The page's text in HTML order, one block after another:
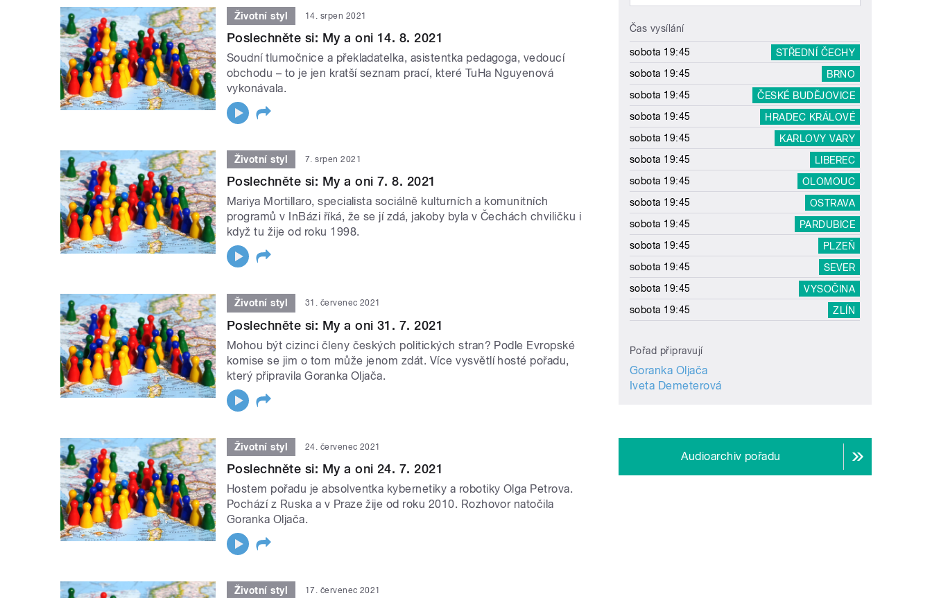
Životní styl 14. srpen 2021
Poslechněte si: My a oni 14. 8. 2021
Soudní tlumočnice a překladatelka, asistentka pedagoga, vedoucí
obchodu – to je jen kratší seznam prací, které TuHa Nguyenová
vykonávala.
Životní styl 7. srpen 2021
Poslechněte si: My a oni 7. 8. 2021
Mariya Mortillaro, specialista sociálně kulturních a komunitních
programů v InBázi říká, že se jí zdá, jakoby byla v Čechách chviličku i
když tu žije od roku 1998.
Životní styl 31. červenec 2021
Poslechněte si: My a oni 31. 7. 2021
Mohou být cizinci členy českých politických stran? Podle Evropské
komise se jim o tom může jenom zdát. Více vysvětlí hosté pořadu,
který připravila Goranka Oljača.
Životní styl 24. červenec 2021
Poslechněte si: My a oni 24. 7. 2021
Hostem pořadu je absolventka kybernetiky a robotiky Olga Petrova.
Pochází z Ruska a v Praze žije od roku 2010. Rozhovor natočila
Goranka Oljača.
Životní styl 17. červenec 2021
Čas vysílání
sobota 19:45
STŘEDNÍ ČECHY
sobota 19:45
BRNO
sobota 19:45
ČESKÉ BUDĚJOVICE
sobota 19:45
HRADEC KRÁLOVÉ
sobota 19:45
KARLOVY VARY
sobota 19:45
LIBEREC
sobota 19:45
OLOMOUC
sobota 19:45
OSTRAVA
sobota 19:45
PARDUBICE
sobota 19:45
PLZEŇ
sobota 19:45
SEVER
sobota 19:45
VYSOČINA
sobota 19:45
ZLÍN
Pořad připravují
Goranka Oljača
Iveta Demeterová
Audioarchiv pořadu